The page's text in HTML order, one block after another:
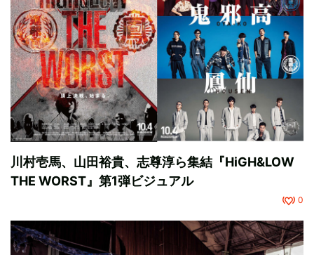
川村壱馬、山田裕貴、志尊淳ら集結『HiGH&LOW
THE WORST』第1弾ビジュアル
0